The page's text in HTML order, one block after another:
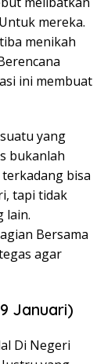
mereka.
menikah
ini membuat
yang
bukanlah
bisa
tapi tidak
lain.
Bersama
agar
Januari)
Di Negeri